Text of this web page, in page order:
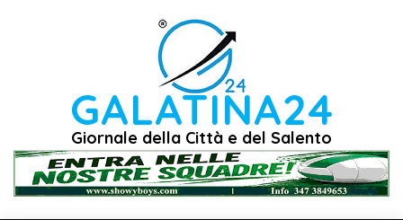
GALATINA24
Giornale della Città e del Salento